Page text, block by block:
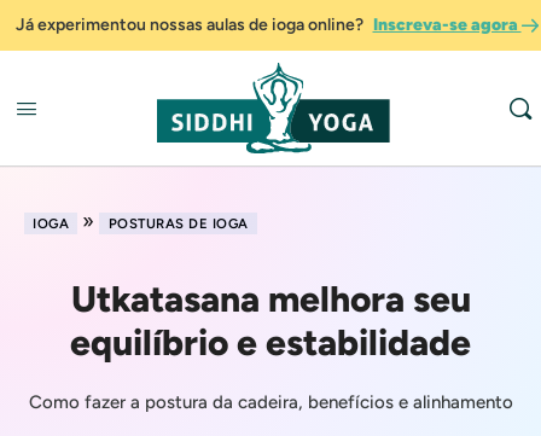
Já experimentou nossas aulas de ioga online? Inscreva-se agora
IOGA » POSTURAS DE IOGA
Utkatasana melhora seu
equilíbrio e estabilidade
Como fazer a postura da cadeira, benefícios e alinhamento